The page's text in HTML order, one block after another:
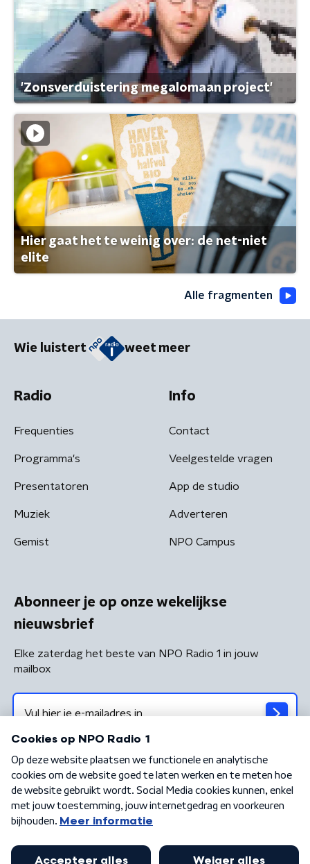
'Zonsverduistering megalomaan project'
Hier gaat het te weinig over: de net-niet
elite
Alle fragmenten
Wie luistert weet meer
Radio
Frequenties
Programma's
Presentatoren
Muziek
Gemist
Info
Contact
Veelgestelde vragen
App de studio
Adverteren
NPO Campus
Abonneer je op onze wekelijkse
nieuwsbrief
Elke zaterdag het beste van NPO Radio 1 in jouw
mailbox
Algemene voorwaarden Privacybeleid